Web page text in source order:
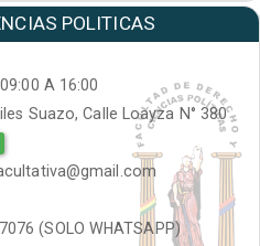
POLITICAS
A 16:00
Suazo, Calle Loayza N° 380
(SOLO WHATSAPP)